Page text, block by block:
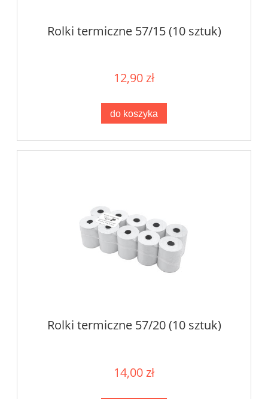
Rolki termiczne 57/15 (10 sztuk)
12,90 zł
do koszyka
Rolki termiczne 57/20 (10 sztuk)
14,00 zł